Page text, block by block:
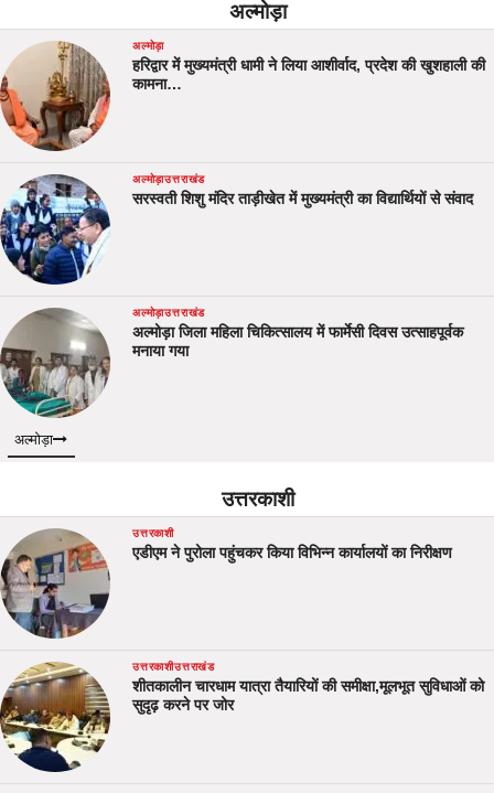
अल्मोड़ा
अल्मोड़ा
हरिद्वार में मुख्यमंत्री धामी ने लिया आशीर्वाद, प्रदेश की खुशहाली की
कामना…
अल्मोड़ाउत्तराखंड
सरस्वती शिशु मंदिर ताड़ीखेत में मुख्यमंत्री का विद्यार्थियों से संवाद
अल्मोड़ाउत्तराखंड
अल्मोड़ा जिला महिला चिकित्सालय में फार्मेसी दिवस उत्साहपूर्वक
मनाया गया
अल्मोड़ा
उत्तरकाशी
उत्तरकाशी
एडीएम ने पुरोला पहुंचकर किया विभिन्न कार्यालयों का निरीक्षण
उत्तरकाशीउत्तराखंड
शीतकालीन चारधाम यात्रा तैयारियों की समीक्षा,मूलभूत सुविधाओं को
सुदृढ़ करने पर जोर